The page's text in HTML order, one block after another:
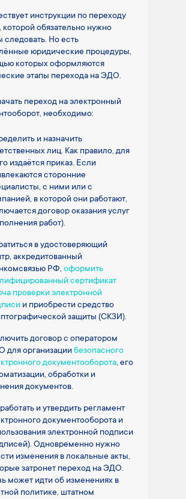
инструкции по переходу
обязательно нужно
следовать. Но есть
юридические процедуры,
которых оформляются
этапы перехода на ЭДО.
переход на электронный
необходимо:
и назначить
лиц. Как правило, для
издаётся приказ. Если
сторонние
с ними или с
в которой они работают,
договор оказания услуг
работ).
в удостоверяющий
аккредитованный
РФ, оформить
сертификат
проверки электронной
и приобрести средство
защиты (СКЗИ).
договор с оператором
для организациибезопасного
документооборота, его
обработки и
документов.
и утвердить регламент
документооборота и
электронной подписи
Одновременно нужно
изменения в локальные акты,
затронет переход на ЭДО.
может идти об изменениях в
политике, штатном